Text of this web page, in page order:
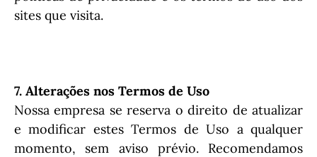
sites que visita.
7. Alterações nos Termos de Uso
Nossa empresa se reserva o direito de atualizar
e modificar estes Termos de Uso a qualquer
momento, sem aviso prévio. Recomendamos